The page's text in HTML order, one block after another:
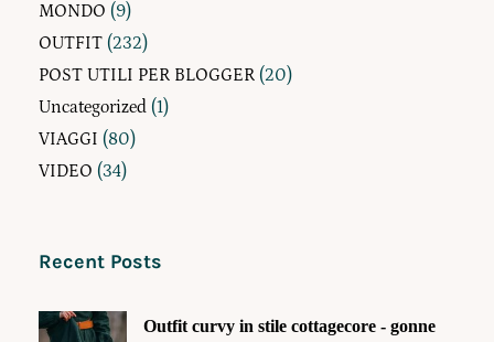
MONDO (9)
OUTFIT (232)
POST UTILI PER BLOGGER (20)
Uncategorized (1)
VIAGGI (80)
VIDEO (34)
Recent Posts
Outfit curvy in stile cottagecore - gonne